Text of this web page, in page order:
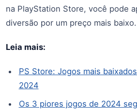
na PlayStation Store, você pode
diversão por um preço mais baixo.
Leia mais:
PS Store: Jogos mais
2024
Os 3 piores jogos de 2024